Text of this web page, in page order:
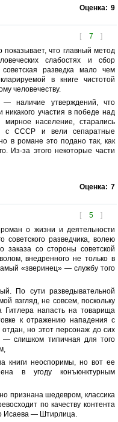
Оценка: 9
[ 7 ]
что главный метод
слабостях и сбор
разведка мало чем
в книге чистотой
человечеству.
наличие утверждений, что
участия в победе над
население, старались
с СССР и вели сепаратные
в романе это подано так, как
Из-за этого некоторые части
Оценка: 7
[ 5 ]
о жизни и деятельности
разведчика, волею
заказа со стороны советской
внедренного не только в
«зверинец» — службу того
По сути разведывательной
взгляд, не совсем, поскольку
напасть на товарища
к отражению нападения с
но этот персонаж до сих
— слишком типичная для того
книги неоспоримы, но вот ее
в угоду конъюнктурным
признана шедевром, классика
по качеству контента
Исаева — Штирлица.